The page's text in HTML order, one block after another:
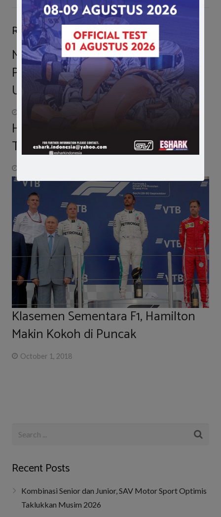
Related Posts
MotoGP Catalunya: Dani Pedrosa
Pole Position, Lorenzo ke-2, Rossi
Urutan 13
Hamilton Tercepat di Latihan Bebas
Terakhir GP Monza
Klasemen Sementara F1, Hamilton
Makin Kokoh di Puncak
October 1, 2018
Recent Posts
Kombinasi Senior dan Junior, SAV Motor Sport Optimis
Taklukkan Musim 2026